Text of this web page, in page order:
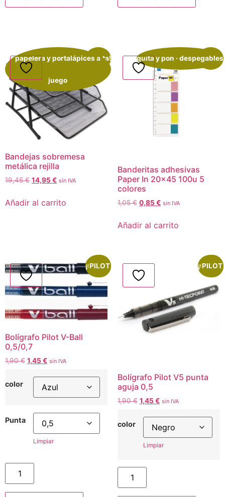
¡Oferta!
papelera y portalápices a
juego
Bandejas sobremesa
metálica rejilla
19,45€ 14,95€ sin IVA
Añadir al carrito
¡Oferta!
quita y pon · despegables
Banderitas adhesivas
Paper In 20×45 100u 5
colores
1,05€ 0,85€ sin IVA
Añadir al carrito
¡Oferta!
PILOT
Bolígrafo Pilot V-Ball
0,5/0,7
1,90€ 1,45€ sin IVA
color
Punta
Limpiar
¡Oferta!
PILOT
Bolígrafo Pilot V5 punta
aguja 0,5
1,90€ 1,45€ sin IVA
color
Limpiar